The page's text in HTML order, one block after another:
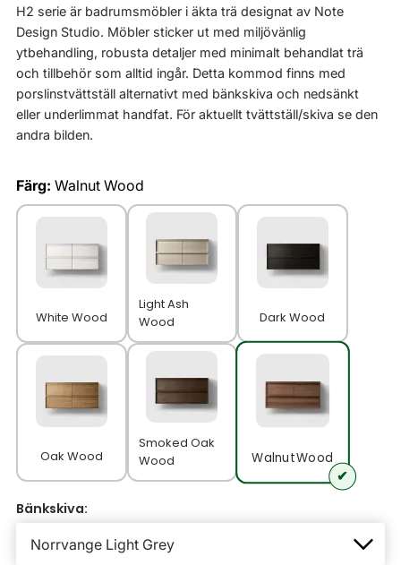
H2 serie är badrumsmöbler i äkta trä designat av Note
Design Studio. Möbler sticker ut med miljövänlig
ytbehandling, robusta detaljer med minimalt behandlat trä
och tillbehör som alltid ingår. Detta kommod finns med
porslinstvättställ alternativt med bänkskiva och nedsänkt
eller underlimmat handfat. För aktuellt tvättställ/skiva se den
andra bilden.
Färg: Walnut Wood
White Wood
Light Ash
Wood
Dark Wood
Oak Wood
Smoked Oak
Wood
Walnut Wood
Bänkskiva: